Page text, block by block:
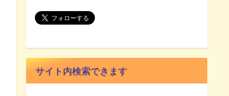
サイト内検索できます